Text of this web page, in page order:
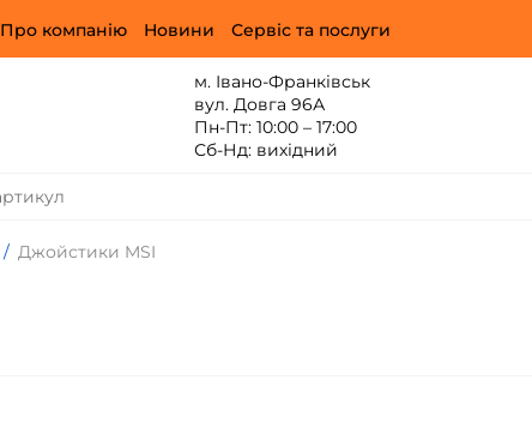
Про компанію Новини Сервіс та послуги
м. Івано-Франківськ
вул. Довга 96А
Пн-Пт: 10:00 – 17:00
Сб-Нд: вихідний
/ Джойстики MSI